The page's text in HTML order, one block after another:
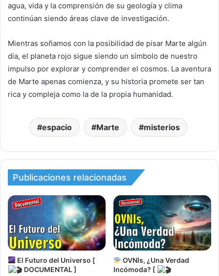
agua, vida y la comprensión de su geología y clima
continúan siendo áreas clave de investigación.
Mientras soñamos con la posibilidad de pisar Marte algún
día, el planeta rojo sigue siendo un símbolo de nuestro
impulso por explorar y comprender el cosmos. La aventura
de Marte apenas comienza, y su historia promete ser tan
rica y compleja como la de la propia humanidad.
espacio Marte misterios
Publicaciones relacionadas
El Futuro del Universo [
DOCUMENTAL ]
OVNIs, ¿Una Verdad
Incómoda? [